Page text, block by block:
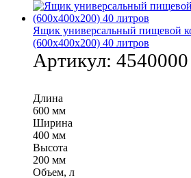
Ящик универсальный пищевой
(600х400х200) 40 литров
Артикул: 4540000
Длина
600 мм
Ширина
400 мм
Высота
200 мм
Объем, л